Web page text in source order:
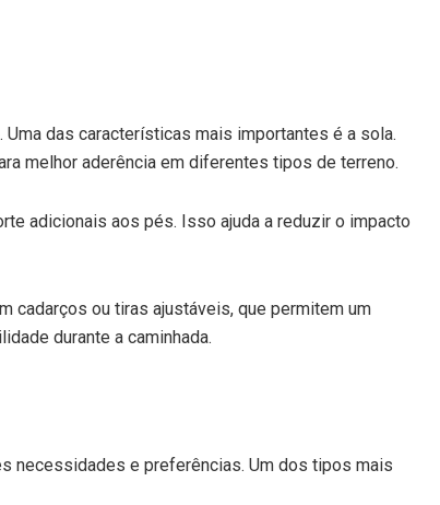
das características mais importantes é a sola.
melhor aderência em diferentes tipos de terreno.
adicionais aos pés. Isso ajuda a reduzir o impacto
cadarços ou tiras ajustáveis, que permitem um
durante a caminhada.
necessidades e preferências. Um dos tipos mais